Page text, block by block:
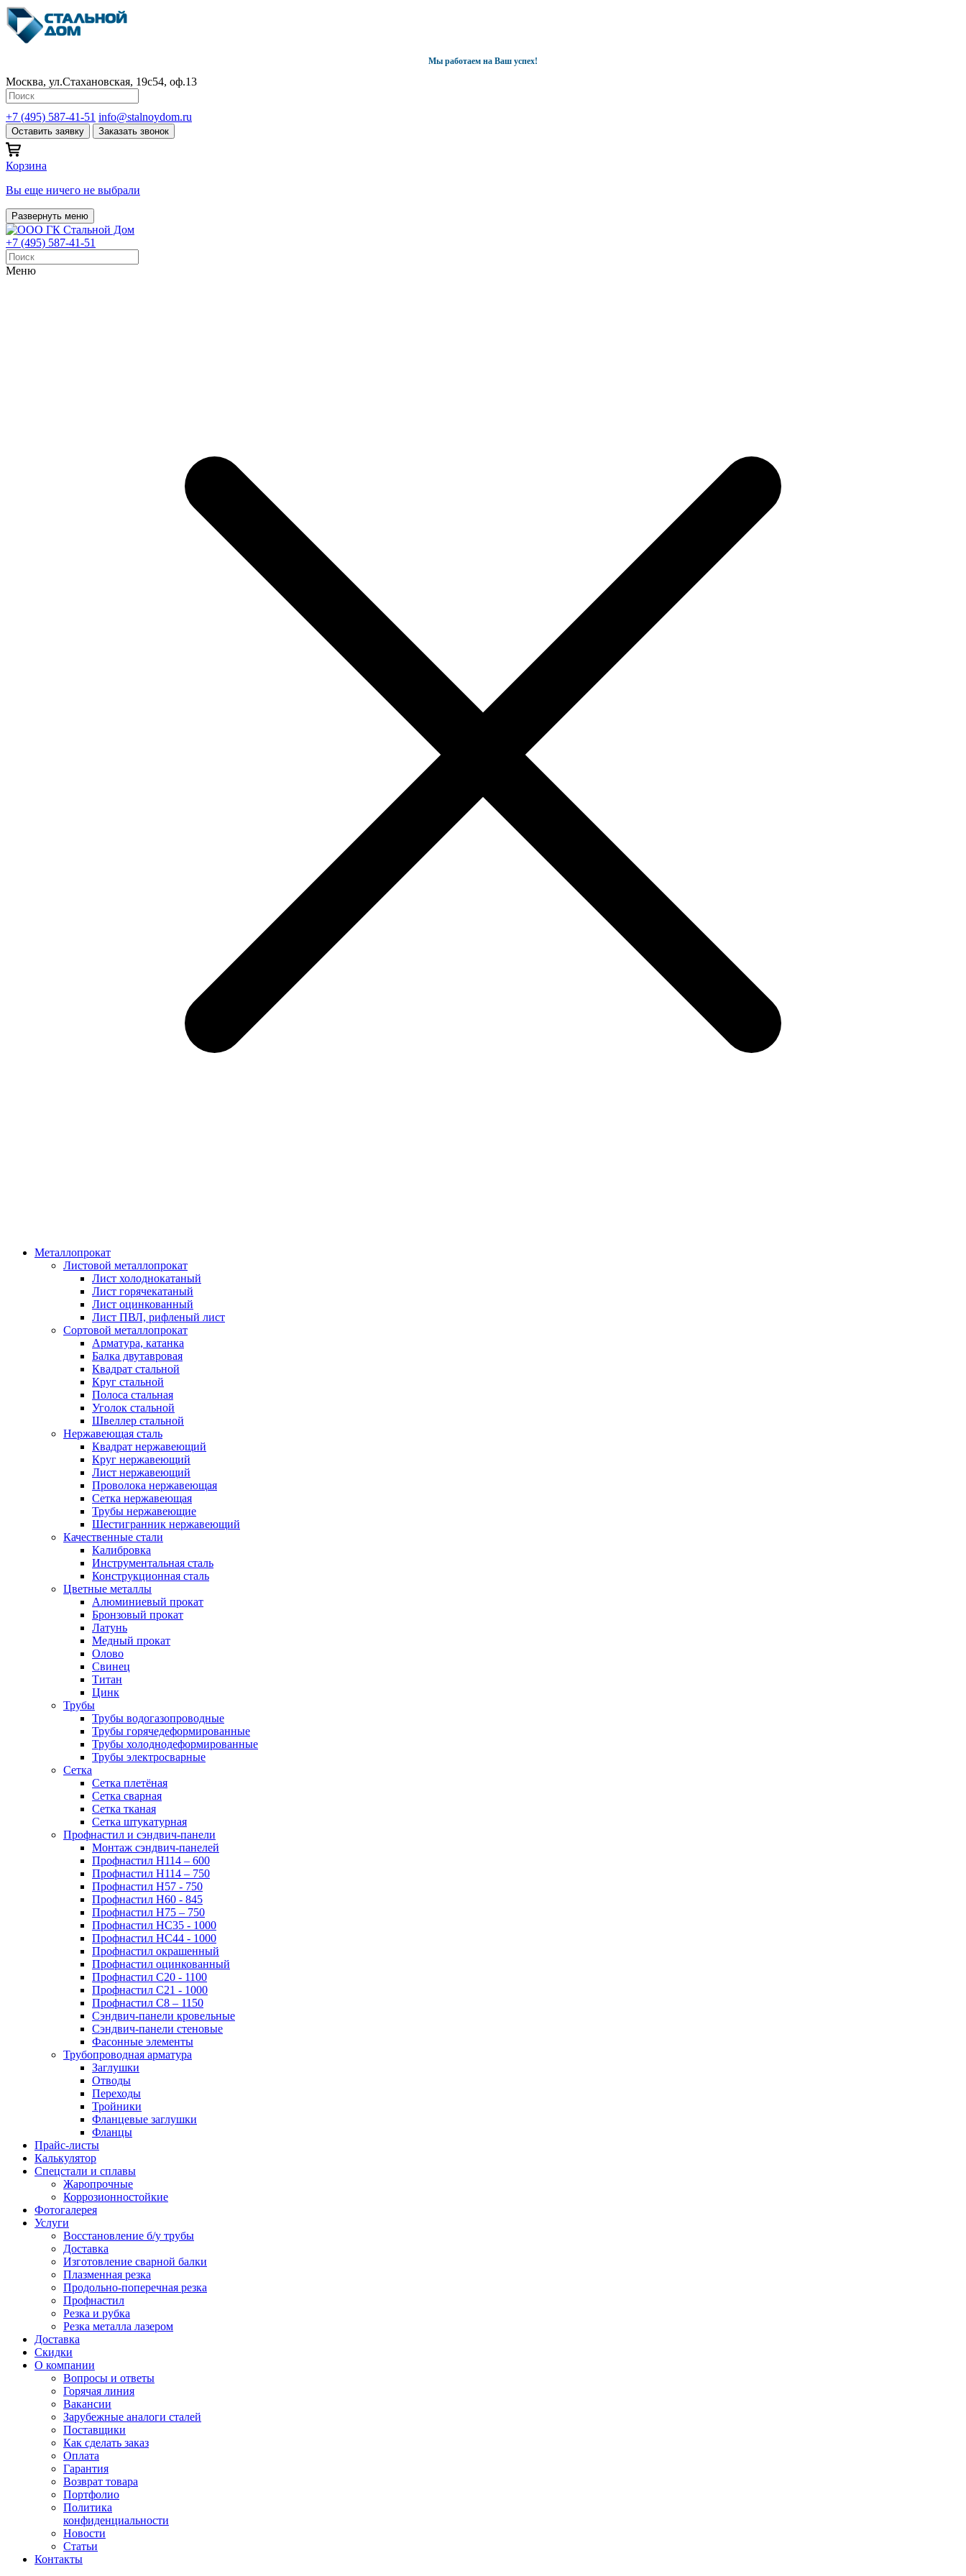
Мы работаем на Ваш успех!
Москва, ул.Стахановская, 19с54, оф.13
+7 (495) 587-41-51 info@stalnoydom.ru
Оставить заявку Заказать звонок
Корзина
Вы еще ничего не выбрали
Развернуть меню
+7 (495) 587-41-51
Меню
Металлопрокат
Листовой металлопрокат
Лист холоднокатаный
Лист горячекатаный
Лист оцинкованный
Лист ПВЛ, рифленый лист
Сортовой металлопрокат
Арматура, катанка
Балка двутавровая
Квадрат стальной
Круг стальной
Полоса стальная
Уголок стальной
Швеллер стальной
Нержавеющая сталь
Квадрат нержавеющий
Круг нержавеющий
Лист нержавеющий
Проволока нержавеющая
Сетка нержавеющая
Трубы нержавеющие
Шестигранник нержавеющий
Качественные стали
Калибровка
Инструментальная сталь
Конструкционная сталь
Цветные металлы
Алюминиевый прокат
Бронзовый прокат
Латунь
Медный прокат
Олово
Свинец
Титан
Цинк
Трубы
Трубы водогазопроводные
Трубы горячедеформированные
Трубы холоднодеформированные
Трубы электросварные
Сетка
Сетка плетёная
Сетка сварная
Сетка тканая
Сетка штукатурная
Профнастил и сэндвич-панели
Монтаж сэндвич-панелей
Профнастил Н114 – 600
Профнастил Н114 – 750
Профнастил Н57 - 750
Профнастил Н60 - 845
Профнастил Н75 – 750
Профнастил НС35 - 1000
Профнастил НС44 - 1000
Профнастил окрашенный
Профнастил оцинкованный
Профнастил С20 - 1100
Профнастил С21 - 1000
Профнастил С8 – 1150
Сэндвич-панели кровельные
Сэндвич-панели стеновые
Фасонные элементы
Трубопроводная арматура
Заглушки
Отводы
Переходы
Тройники
Фланцевые заглушки
Фланцы
Прайс-листы
Калькулятор
Спецстали и сплавы
Жаропрочные
Коррозионностойкие
Фотогалерея
Услуги
Восстановление б/у трубы
Доставка
Изготовление сварной балки
Плазменная резка
Продольно-поперечная резка
Профнастил
Резка и рубка
Резка металла лазером
Доставка
Скидки
О компании
Вопросы и ответы
Горячая линия
Вакансии
Зарубежные аналоги сталей
Поставщики
Как сделать заказ
Оплата
Гарантия
Возврат товара
Портфолио
Политика
конфиденциальности
Новости
Статьи
Контакты